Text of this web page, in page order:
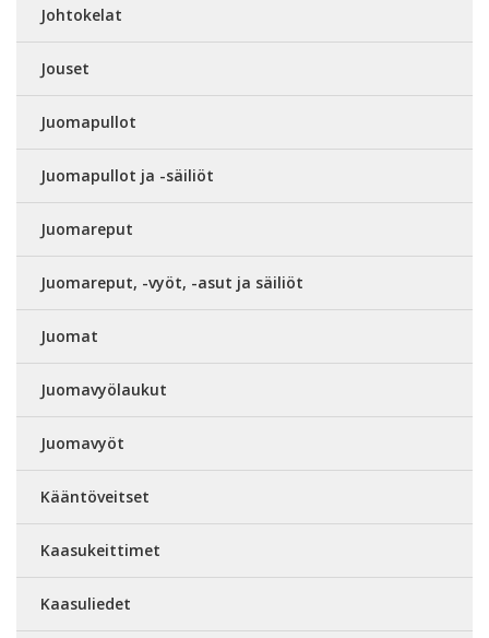
Johtokelat
Jouset
Juomapullot
Juomapullot ja -säiliöt
Juomareput
Juomareput, -vyöt, -asut ja säiliöt
Juomat
Juomavyölaukut
Juomavyöt
Kääntöveitset
Kaasukeittimet
Kaasuliedet